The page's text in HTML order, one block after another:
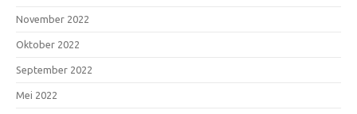
November 2022
Oktober 2022
September 2022
Mei 2022